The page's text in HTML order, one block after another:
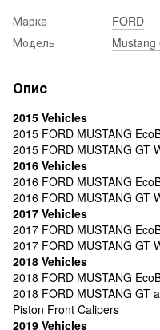
Марка
FORD
Модель
Опис
2015 Vehicles
2015 FORD MUSTANG
2015 FORD MUSTANG GT
2016 Vehicles
2016 FORD MUSTANG
2016 FORD MUSTANG GT
2017 Vehicles
2017 FORD MUSTANG
2017 FORD MUSTANG GT
2018 Vehicles
2018 FORD MUSTANG
2018 FORD MUSTANG GT
Piston Front Calipers
2019 Vehicles